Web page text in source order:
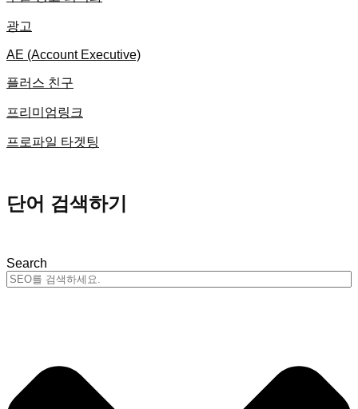
광고
AE (Account Executive)
플러스 친구
프리미엄링크
프로파일 타겟팅
단어 검색하기
Search